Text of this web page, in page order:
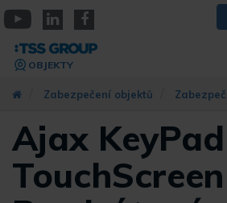
Přejít
k
hlavnímu
obsahuOBJEKTY
Zabezpečení objektů
Ajax KeyPad